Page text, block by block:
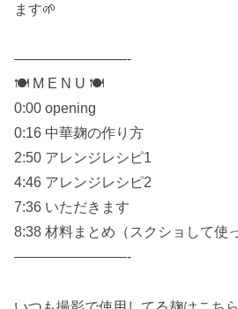
ます🌱
————————-
🍽 M E N U 🍽
0:00 opening
0:16 中華麹の作り方
2:50 アレンジレシピ1
4:46 アレンジレシピ2
7:36 いただきます
8:38 材料まとめ（スクショして使
————————-